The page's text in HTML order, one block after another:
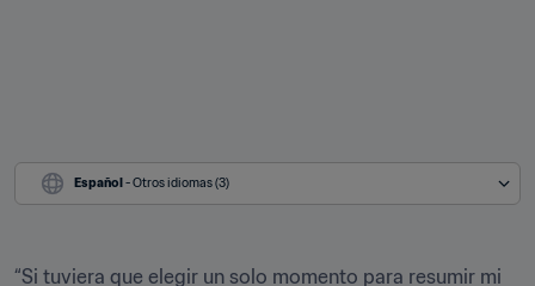
Español - Otros idiomas (3)
“Si tuviera que elegir un solo momento para resumir mi